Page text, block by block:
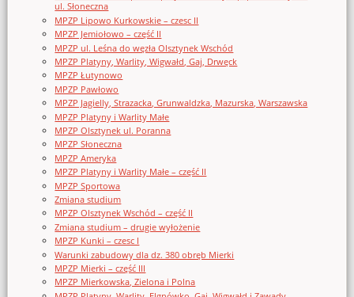
ul. Słoneczna
MPZP Lipowo Kurkowskie – czesc II
MPZP Jemiołowo – część II
MPZP ul. Leśna do węzła Olsztynek Wschód
MPZP Platyny, Warlity, Wigwałd, Gaj, Drwęck
MPZP Łutynowo
MPZP Pawłowo
MPZP Jagielly, Strazacka, Grunwaldzka, Mazurska, Warszawska
MPZP Platyny i Warlity Małe
MPZP Olsztynek ul. Poranna
MPZP Słoneczna
MPZP Ameryka
MPZP Platyny i Warlity Małe – część II
MPZP Sportowa
Zmiana studium
MPZP Olsztynek Wschód – część II
Zmiana studium – drugie wyłożenie
MPZP Kunki – czesc I
Warunki zabudowy dla dz. 380 obręb Mierki
MPZP Mierki – część III
MPZP Mierkowska, Zielona i Polna